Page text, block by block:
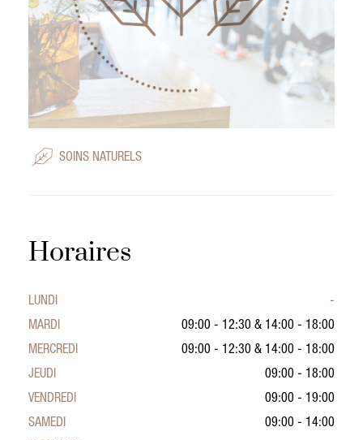
SOINS NATURELS
Horaires
LUNDI
-
MARDI
09:00 - 12:30 & 14:00 - 18:00
MERCREDI
09:00 - 12:30 & 14:00 - 18:00
JEUDI
09:00 - 18:00
VENDREDI
09:00 - 19:00
SAMEDI
09:00 - 14:00